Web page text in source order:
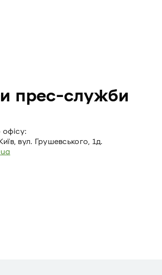
прес-служби
офiсу:
вул. Грушевського, 1д.